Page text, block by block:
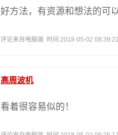
好方法，有资源和想法的可
评论来自电脑端 时间:2018-05-02 08:39:22
高周波机
看着很容易似的！